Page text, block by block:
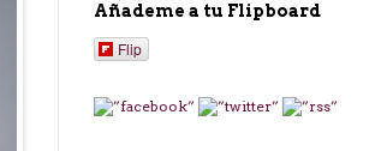
Añademe a tu Flipboard
Flip